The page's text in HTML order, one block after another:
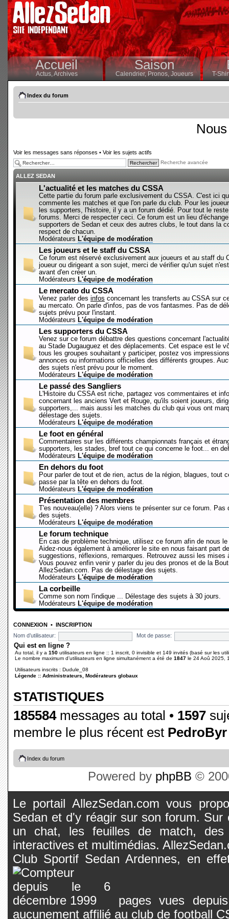
Accueil
Actus,Archives
Saison
Calendrier,Pronos, Joueurs T-
Index du forum
Voir les messages sans réponses • Voir les sujets actifs
Recherche avancée
ALLEZ SEDAN
L'actualité et les matches du CSSA
Cette partie du forum parle exclusivement du CSSA. C'est ici
commente les matches et que l'on parle du club. Pour les
les supporters, l'histoire, il y a un forum dédié. Pour tout le
forums. Merci de respecter ceci. Ce forum est un lieu
supporters de Sedan et ceux des autres clubs, le tout dans la
respect de chacun.
Modérateurs L'équipe de modération
Les joueurs et le staff du CSSA
Ce forum est réservé exclusivement aux joueurs et au staff du
joueur ou dirigeant a son sujet, merci de vérifier qu'un sujet
avant d'en créer un.
Modérateurs L'équipe de modération
Le mercato du CSSA
Venez parler des infos concernant les transferts au CSSA sur
au mercato. On parle d'infos, pas de vos fantasmes. Pas de
sujets prévu pour l'instant.
Modérateurs L'équipe de modération
Les supporters du CSSA
Venez sur ce forum débattre des questions concernant
au Stade Dugauguez et des déplacements. Cet espace est le
tous les groupes souhaitant y participer, postez vos
annonces ou informations officielles des différents groupes.
des sujets n'est prévu pour le moment.
Modérateurs L'équipe de modération
Le passé des Sangliers
L'Histoire du CSSA est riche, partagez vos commentaires et
concernant les anciens Vert et Rouge, qu'ils soient joueurs,
supporters,... mais aussi les matches du club qui vous ont
délestage des sujets.
Modérateurs L'équipe de modération
Le foot en général
Commentaires sur les différents championnats français et
supporters, les stades, bref tout ce qui concerne le foot... en
Modérateurs L'équipe de modération
En dehors du foot
Pour parler de tout et de rien, actus de la région, blagues, tout
passe par la tête en dehors du foot.
Modérateurs L'équipe de modération
Présentation des membres
T'es nouveau(elle) ? Alors viens te présenter sur ce forum. Pas
des sujets.
Modérateurs L'équipe de modération
Le forum technique
En cas de problème technique, utilisez ce forum afin de nous le
Aidez-nous également à améliorer le site en nous faisant part
suggestions, réflexions, remarques. Retrouvez aussi les mises
Vous pouvez enfin venir y parler du jeu des pronos et de la
AllezSedan.com. Pas de délestage des sujets.
Modérateurs L'équipe de modération
La corbeille
Comme son nom l'indique ... Délestage des sujets à 30 jours.
Modérateurs L'équipe de modération
CONNEXION • INSCRIPTION
Nom d’utilisateur:
Mot de passe:
Qui est en ligne ?
Au total, il y a 150 utilisateurs en ligne :: 1 inscrit, 0 invisible et 149 invités (basé sur les
Le nombre maximum d’utilisateurs en ligne simultanément a été de 1847 le 24 Aoû 2025,
Utilisateurs inscrits : Dudule_08
Légende :: Administrateurs Modérateurs globaux
STATISTIQUES
185584messages au total • 1597
membre le plus récent est PedroByr
Index du forum
Powered by phpBB ©
Le portail AllezSedan.com vous
Sedan et d'y réagir sur son forum.
un chat, les feuilles de match, des
interactives et multimédias.
Club Sportif Sedan Ardennes, en
pages vues
aucunement affilié au club de football